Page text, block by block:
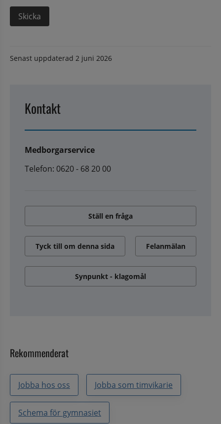
Senast uppdaterad 2 juni 2026
Kontakt
Medborgarservice
Telefon: 0620 - 68 20 00
Ställ en fråga
Tyck till om denna sida Felanmälan
Synpunkt - klagomål
Rekommenderat
Jobba hos oss Jobba som timvikarie
Schema för gymnasiet